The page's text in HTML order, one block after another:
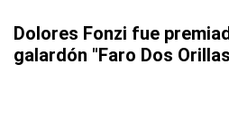
Dolores Fonzi fue
galardón "Faro Dos